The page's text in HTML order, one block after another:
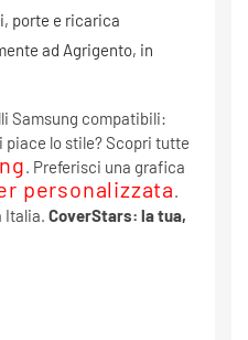
porte e ricarica
ad Agrigento, in
Samsung compatibili:
piace lo stile? Scopri tutte
. Preferisci una grafica
personalizzata.
Italia. CoverStars: la tua,